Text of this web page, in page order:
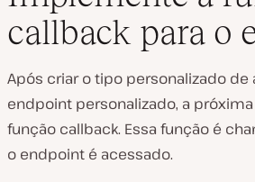
callback para o
Após criar o tipo personalizado de
endpoint personalizado, a
função callback. Essa função é
o endpoint é acessado.